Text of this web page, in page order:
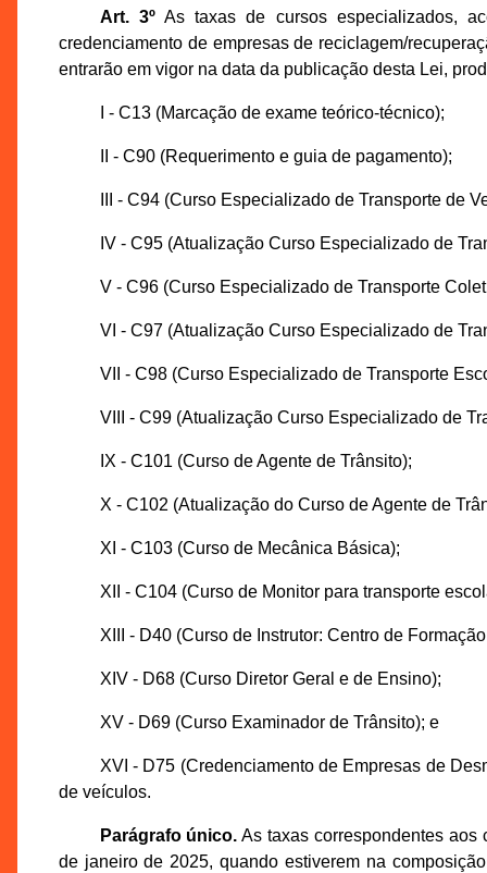
Art. 3ºAs taxas de cursos especializados,
credenciamento de empresas de reciclagem/
entrarão em vigor na data da publicação desta Lei,
I - C13 (Marcação de exame teórico-técnico);
II - C90 (Requerimento e guia de pagamento);
III - C94 (Curso Especializado de Transporte de
IV - C95 (Atualização Curso Especializado de
V - C96 (Curso Especializado de Transporte
VI - C97 (Atualização Curso Especializado de
VII - C98 (Curso Especializado de Transporte
VIII - C99 (Atualização Curso Especializado de
IX - C101 (Curso de Agente de Trânsito);
X - C102 (Atualização do Curso de Agente de
XI - C103 (Curso de Mecânica Básica);
XII - C104 (Curso de Monitor para transporte
XIII - D40 (Curso de Instrutor: Centro de
XIV - D68 (Curso Diretor Geral e de Ensino);
XV - D69 (Curso Examinador de Trânsito); e
XVI - D75 (Credenciamento de Empresas de
de veículos.
Parágrafo único. As taxas correspondentes aos
de janeiro de 2025, quando estiverem na